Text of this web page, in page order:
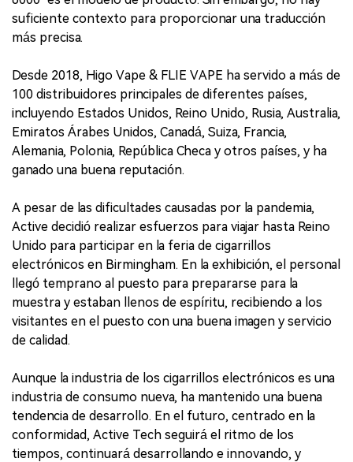
suficiente contexto para proporcionar una traducción
más precisa.
Desde 2018, Higo Vape & FLIE VAPE ha servido a más de
100 distribuidores principales de diferentes países,
incluyendo Estados Unidos, Reino Unido, Rusia, Australia,
Emiratos Árabes Unidos, Canadá, Suiza, Francia,
Alemania, Polonia, República Checa y otros países, y ha
ganado una buena reputación.
A pesar de las dificultades causadas por la pandemia,
Active decidió realizar esfuerzos para viajar hasta Reino
Unido para participar en la feria de cigarrillos
electrónicos en Birmingham. En la exhibición, el personal
llegó temprano al puesto para prepararse para la
muestra y estaban llenos de espíritu, recibiendo a los
visitantes en el puesto con una buena imagen y servicio
de calidad.
Aunque la industria de los cigarrillos electrónicos es una
industria de consumo nueva, ha mantenido una buena
tendencia de desarrollo. En el futuro, centrado en la
conformidad, Active Tech seguirá el ritmo de los
tiempos, continuará desarrollando e innovando, y